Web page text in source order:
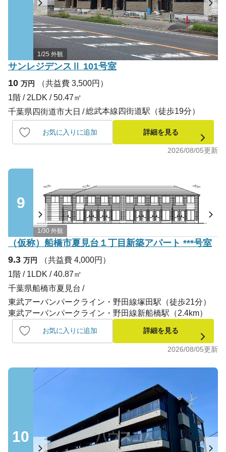
1/25 外観
サンレジデンスⅡ 101号室
10 万円
（共益費 3,500円）
1階 / 2LDK / 50.47㎡
千葉県四街道市大日
総武本線四街道駅（徒歩19分）
お気に入りに追加 詳細を見る
2026/08/05更新
9
1/30 外観
（仮称）船橋市夏見台１丁目新築アパート ***号室
9.3 万円
（共益費 4,000円）
1階 / 1LDK / 40.87㎡
千葉県船橋市夏見台
東武アーバンパークライン・野田線塚田駅（徒歩21分）
東武アーバンパークライン・野田線新船橋駅（2.4km）
お気に入りに追加 詳細を見る
2026/08/05更新
10